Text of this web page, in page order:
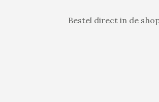
Bestel direct in de